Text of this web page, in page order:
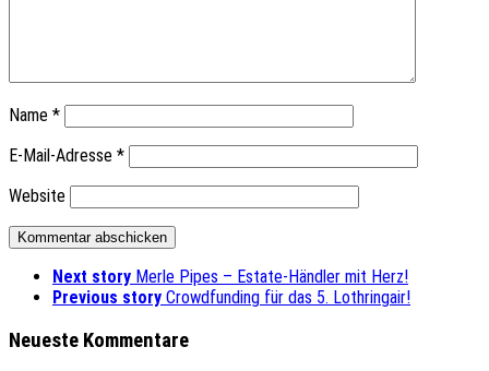
Name *
E-Mail-Adresse *
Website
Next story Merle Pipes – Estate-Händler mit Herz!
Previous story Crowdfunding für das 5. Lothringair!
Neueste Kommentare